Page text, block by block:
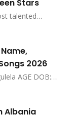
Stars
talented
discussed.
might be
accent is
highest paid
acting prowess
2026
AGE DOB:
is a
& Soul Artist.
Albania